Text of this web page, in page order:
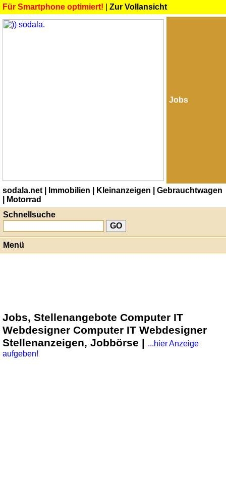
Für Smartphone optimiert! Zur Vollansicht
Jobs
sodala.net | Immobilien | Kleinanzeigen
| Gebrauchtwagen
| Motorrad
Schnellsuche
Menü
Jobs, Stellenangebote Computer IT
Webdesigner Computer IT Webdesigner
Stellenanzeigen, Jobbörse | ...hier Anzeige
aufgeben!